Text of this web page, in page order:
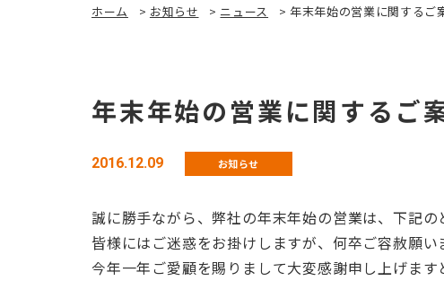
ホーム > お知らせ > ニュース >年末年始の営業に関するご
年末年始の営業に関するご
2016.12.09 お知らせ
誠に勝手ながら、弊社の年末年始の営業は、下記の
皆様にはご迷惑をお掛けしますが、何卒ご容赦願い
今年一年ご愛顧を賜りまして大変感謝申し上げます